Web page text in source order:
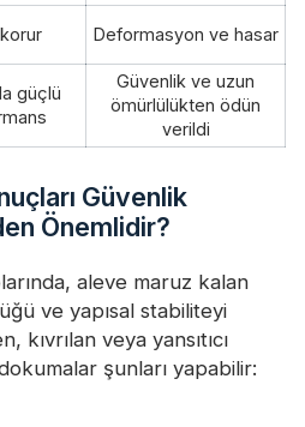
Deformasyon ve hasar
güçlü
Güvenlik ve uzun
ömürlülükten ödün
verildi
Güvenlik
Önemlidir?
aleve maruz kalan
ve yapısal stabiliteyi
kıvrılan veya yansıtıcı
şunları yapabilir: